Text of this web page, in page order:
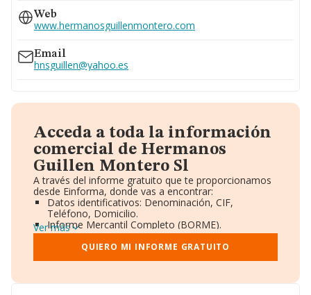
687...
Ver teléfono 687...
Web
www.hermanosguillenmontero.com
Email
hnsguillen@yahoo.es
Acceda a toda la información
comercial de Hermanos
Guillen Montero Sl
A través del informe gratuito que te proporcionamos
desde Einforma, donde vas a encontrar:
Datos identificativos: Denominación, CIF,
Teléfono, Domicilio.
Informe Mercantil Completo (BORME).
Gráficos de Evolución Ventas y Empleados.
Consejo de Administración y Administradores.
Directivos y Ejecutivos.
Ver más
QUIERO MI INFORME GRATUITO